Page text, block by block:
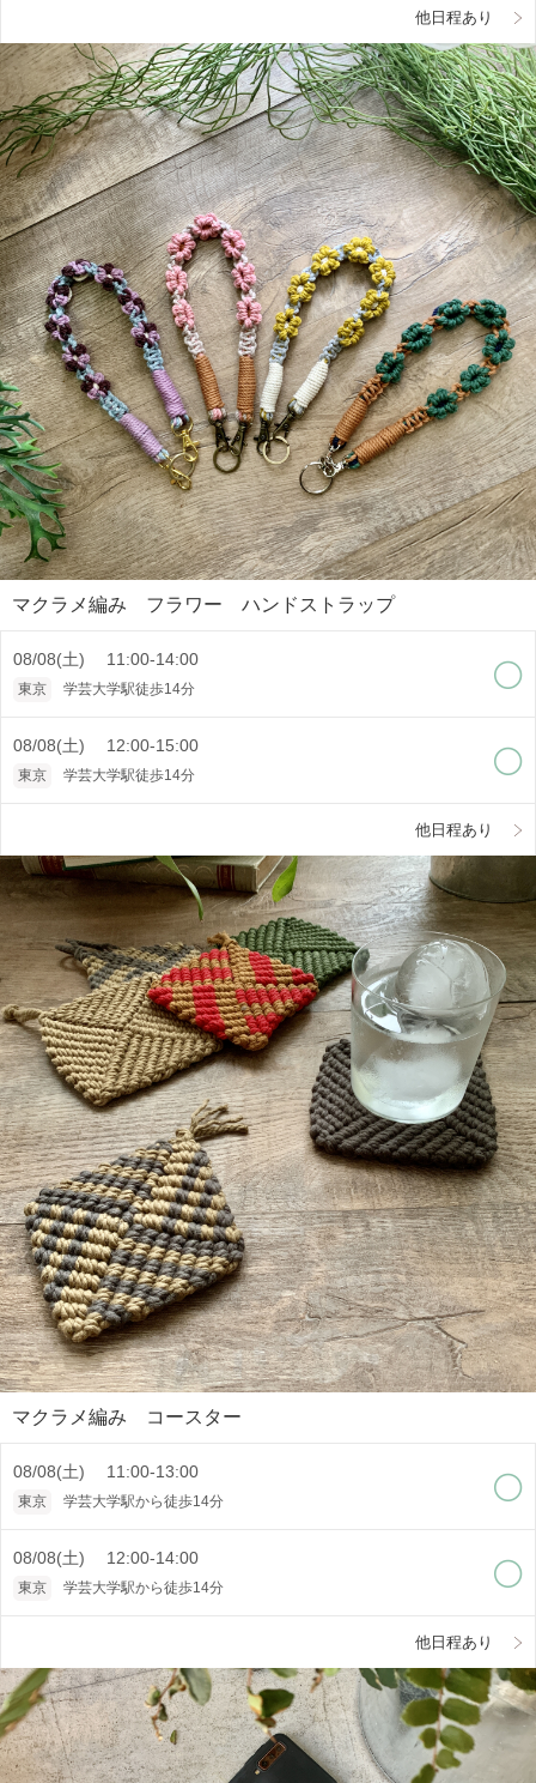
他日程あり
マクラメ編み フラワー ハンドストラップ
08/08(土) 11:00-14:00
東京 学芸大学駅徒歩14分
08/08(土) 12:00-15:00
東京 学芸大学駅徒歩14分
他日程あり
マクラメ編み コースター
08/08(土) 11:00-13:00
東京 学芸大学駅から徒歩14分
08/08(土) 12:00-14:00
東京 学芸大学駅から徒歩14分
他日程あり